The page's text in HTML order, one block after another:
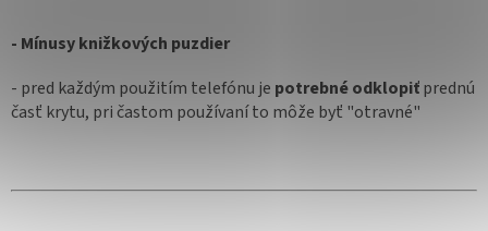
- Mínusy knižkových puzdier
- pred každým použitím telefónu je potrebné odklopiťprednú
časť krytu, pri častom používaní to môže byť "otravné"